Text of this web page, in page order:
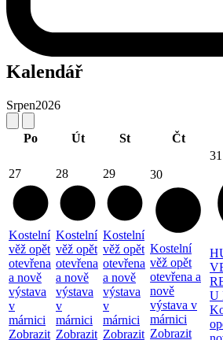
Kalendář
Srpen2026
Po Út St Čt
27
Kostelní
věž opět
otevřena
a nově
výstava
v
márnici
Zobrazit
28
Kostelní
věž opět
otevřena
a nově
výstava
v
márnici
Zobrazit
29
Kostelní
věž opět
otevřena
a nově
výstava
v
márnici
Zobrazit
30
Kostelní
věž opět
otevřena a
nově
výstava v
márnici
Zobrazit
31
U